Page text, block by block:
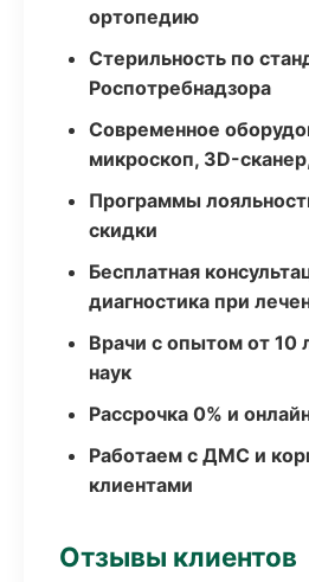
ортопедию
Стерильность по
Роспотребнадзора
Современное
микроскоп, 3D-
Программы
скидки
Бесплатная
диагностика при
Врачи с опытом от 10
наук
Рассрочка 0% и
Работаем с ДМС и
клиентами
Отзывы клиентов